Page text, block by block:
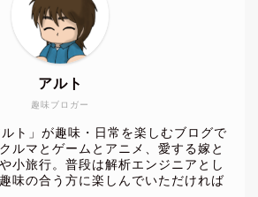
趣味ブロガー
アルト
ト」が趣味・日常を楽しむブログで
ルマとゲームとアニメ、愛する嫁と
小旅行。普段は解析エンジニアとし
味の合う方に楽しんでいただければ